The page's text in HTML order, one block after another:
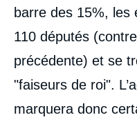
barre des 15%, les
110 députés
précédente) et se
"faiseurs de roi".
marquera donc